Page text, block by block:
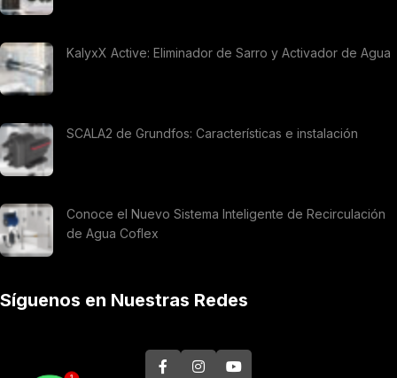
KalyxX Active: Eliminador de Sarro y Activador de Agua
SCALA2 de Grundfos: Características e instalación
Conoce el Nuevo Sistema Inteligente de Recirculación
de Agua Coflex
Síguenos en Nuestras Redes